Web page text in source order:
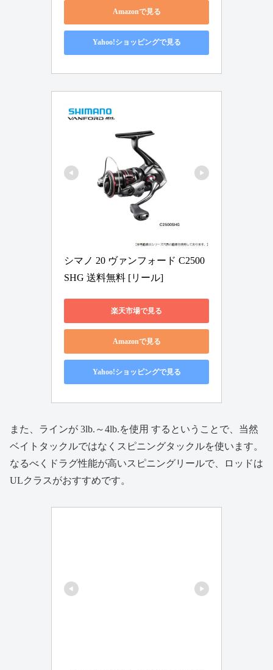
Amazonで見る
Yahoo!ショッピングで見る
シマノ 20 ヴァンフォード C2500
SHG 送料無料 [リール]
楽天市場で見る
Amazonで見る
Yahoo!ショッピングで見る
また、ラインが 3lb.～4lb.を使用 するということで、当然
ベイトタックルではなくスピニングタックルを使います。
なるべくドラグ性能が高いスピニングリールで、ロッドは
ULクラスがおすすめです。